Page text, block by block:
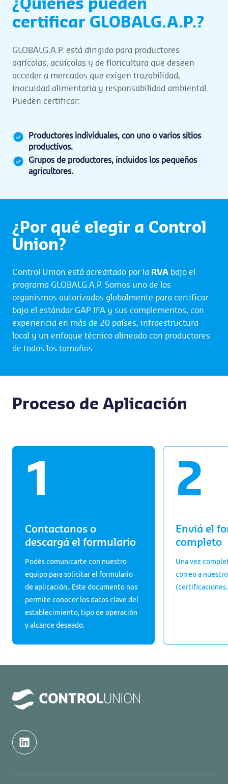
¿Quiénes pueden
certificar GLOBALG.A.P.?
GLOBALG.A.P. está dirigido para productores
agrícolas, acuícolas y de floricultura que deseen
acceder a mercados que exigen trazabilidad,
inocuidad alimentaria y responsabilidad ambiental.
Pueden certificar:
Productores individuales, con uno o varios sitios
productivos.
Grupos de productores, incluidos los pequeños
agricultores.
¿Por qué elegir a Control
Union?
Control Union está acreditado por la RVA bajo el
programa GLOBALG.A.P. Somos uno de los
organismos autorizados globalmente para certificar
bajo el estándar GAP IFA y sus complementos, con
experiencia en más de 20 países, infraestructura
local y un enfoque técnico alineado con productores
de todos los tamaños.
Proceso de Aplicación
Contactanos o
descargá el formulario
Podés comunicarte con nuestro
equipo para solicitar el formulario
de aplicación.. Este documento nos
permite conocer los datos clave del
establecimiento, tipo de operación
y alcance deseado.
Enviá el
completo
Una vez
correo a